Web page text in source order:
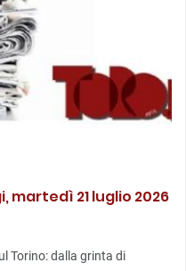
martedì 21 luglio 2026
Torino: dalla grinta di